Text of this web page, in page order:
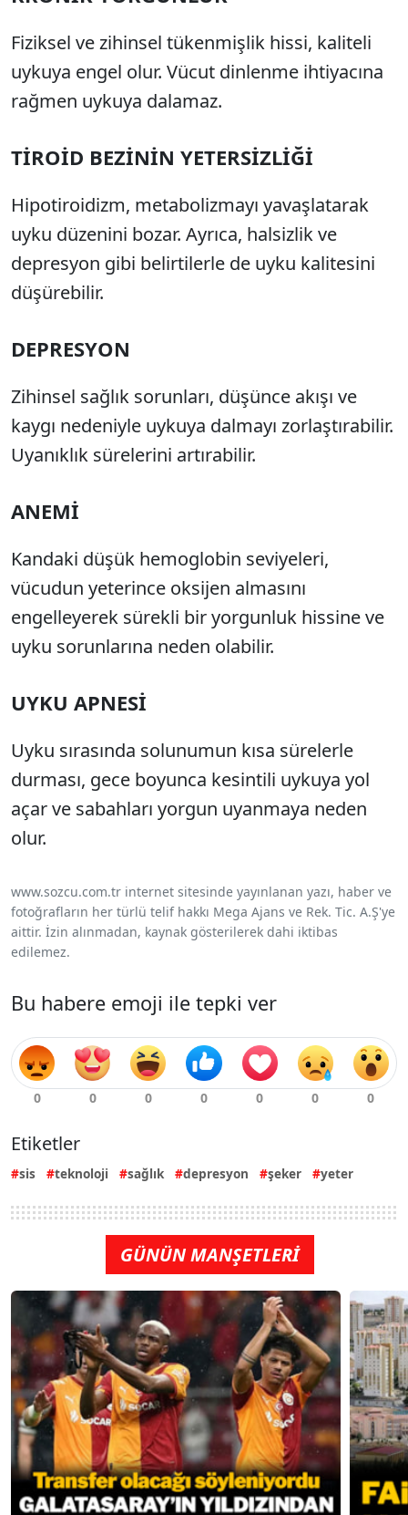
Fiziksel ve zihinsel tükenmişlik hissi, kaliteli
uykuya engel olur. Vücut dinlenme ihtiyacına
rağmen uykuya dalamaz.
TİROİD BEZİNİN YETERSİZLİĞİ
Hipotiroidizm, metabolizmayı yavaşlatarak
uyku düzenini bozar. Ayrıca, halsizlik ve
depresyon gibi belirtilerle de uyku kalitesini
düşürebilir.
DEPRESYON
Zihinsel sağlık sorunları, düşünce akışı ve
kaygı nedeniyle uykuya dalmayı zorlaştırabilir.
Uyanıklık sürelerini artırabilir.
ANEMİ
Kandaki düşük hemoglobin seviyeleri,
vücudun yeterince oksijen almasını
engelleyerek sürekli bir yorgunluk hissine ve
uyku sorunlarına neden olabilir.
UYKU APNESİ
Uyku sırasında solunumun kısa sürelerle
durması, gece boyunca kesintili uykuya yol
açar ve sabahları yorgun uyanmaya neden
olur.
www.sozcu.com.tr internet sitesinde yayınlanan yazı, haber ve
fotoğrafların her türlü telif hakkı Mega Ajans ve Rek. Tic. A.Ş'ye
aittir. İzin alınmadan, kaynak gösterilerek dahi iktibas
edilemez.
Bu habere emoji ile tepki ver
Etiketler
sis teknoloji sağlık depresyon şeker yeter
GÜNÜN MANŞETLERİ